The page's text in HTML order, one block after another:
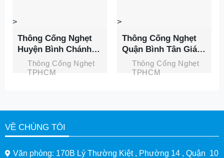
>
Thông Cống Nghẹt
TPHCM
Thông Cống Nghẹt
Huyện Bình Chánh
Giá Rẻ, Triệt Để
100% Tại Thành Phát
>
Thông Cống Nghẹt
TPHCM
Thông Cống Nghẹt
Quận Bình Tân Giá
Rẻ, Chỉ Từ 100K Tại
Thành Phát
VỀ CHÚNG TÔI
Văn phòng: 170B Lý Thường Kiệt , Phường 14 , Quận 10